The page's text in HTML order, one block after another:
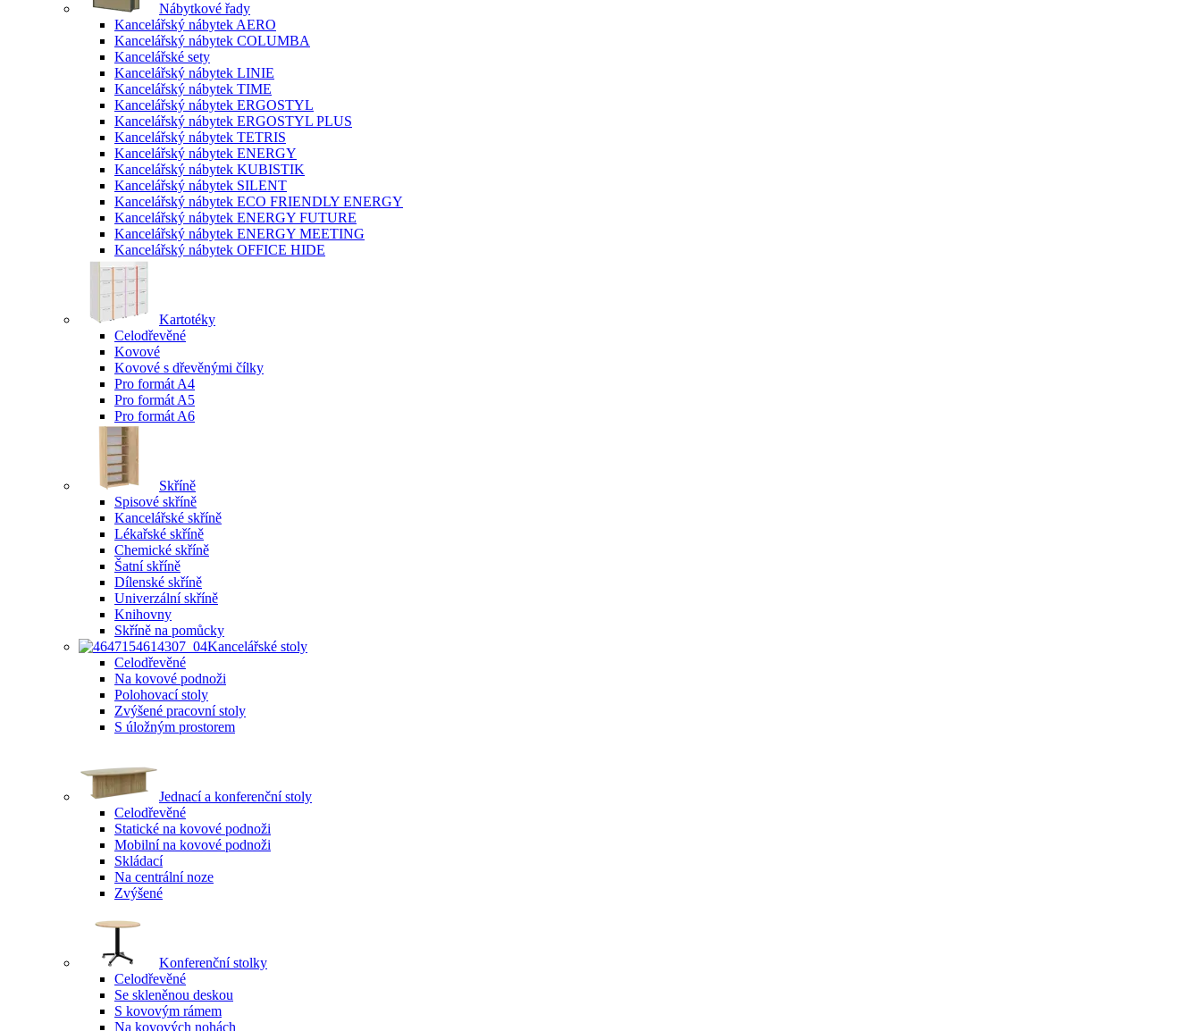
Nábytkové řady
Kancelářský nábytek AERO
Kancelářský nábytek COLUMBA
Kancelářské sety
Kancelářský nábytek LINIE
Kancelářský nábytek TIME
Kancelářský nábytek ERGOSTYL
Kancelářský nábytek ERGOSTYL PLUS
Kancelářský nábytek TETRIS
Kancelářský nábytek ENERGY
Kancelářský nábytek KUBISTIK
Kancelářský nábytek SILENT
Kancelářský nábytek ECO FRIENDLY ENERGY
Kancelářský nábytek ENERGY FUTURE
Kancelářský nábytek ENERGY MEETING
Kancelářský nábytek OFFICE HIDE
Kartotéky
Celodřevěné
Kovové
Kovové s dřevěnými čílky
Pro formát A4
Pro formát A5
Pro formát A6
Skříně
Spisové skříně
Kancelářské skříně
Lékařské skříně
Chemické skříně
Šatní skříně
Dílenské skříně
Univerzální skříně
Knihovny
Skříně na pomůcky
Kancelářské stoly
Celodřevěné
Na kovové podnoži
Polohovací stoly
Zvýšené pracovní stoly
S úložným prostorem
Jednací a konferenční stoly
Celodřevěné
Statické na kovové podnoži
Mobilní na kovové podnoži
Skládací
Na centrální noze
Zvýšené
Konferenční stolky
Celodřevěné
Se skleněnou deskou
S kovovým rámem
Na kovových nohách